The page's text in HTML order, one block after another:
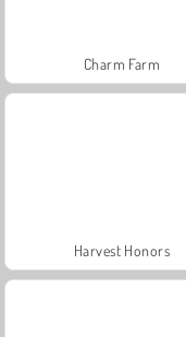
Charm Farm
Harvest Honors